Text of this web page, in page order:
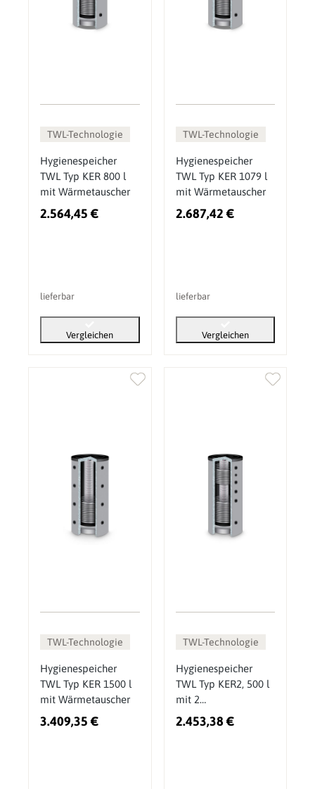
TWL-Technologie
Hygienespeicher
TWL Typ KER 800 l
mit Wärmetauscher
2.564,45 €
lieferbar
Vergleichen
TWL-Technologie
Hygienespeicher
TWL Typ KER 1079 l
mit Wärmetauscher
2.687,42 €
lieferbar
Vergleichen
TWL-Technologie
Hygienespeicher
TWL Typ KER 1500 l
mit Wärmetauscher
3.409,35 €
TWL-Technologie
Hygienespeicher
TWL Typ KER2, 500 l
mit 2
Wärmetauschern
2.453,38 €